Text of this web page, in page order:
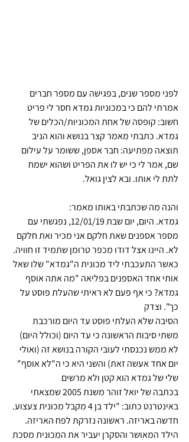
לפני מספר שנים, בפגישה עם מספר חברים
אמרתי להם כי במכוניות גמדא חסר לי פריט
חשוב: קופסה של אחת המכוניות/הכלים של
גמדא. כתבתי מאמר קצר בנושא והוא הניב
תוצאה מפתיעה: חבר אספן, ששומר על עילום
שם, אמר לי כי יש לו את הפריט ושהוא ישמח
לתת לי אותו. ובא לצין גואל.
והנה מה שכתבתי באותו מאמר:
גמדא. היום, יום שבת 12/01/19, נפגשתי עם
מספר אספנים שאת חלקם אני מכיר ואת חלקם
לא. היינו אצל דודו מכפר טרומן שתמיד זו חוויה.
כאשר התעכבתי ליד מכונית ה"גמדא" שלו שאל
אותי אחד האספנים בפליאה "מה אתה אוסף
גמדא? כי אף פעם לא ראיתי שהעלת פוסט על
כך". וצדק
הסיבה שלא העלתי פוסט עד היום מורכבת
משתי סיבות הראשונה כי עד היום (וכולל היום)
לא ממש נכנסתי לעובי הקורה בנושא זה (ואולי
יום אחד אעשה זאת) והשני היא כי ה"לא אוסף"
שלי של גמדא הוא קטן ולא מרשים
בכתבה של יואל זוהר משנת 2005 שמצאתי
באינטרנט כתוב: "ילד בן 4 מקבל מכונית צעצוע.
חדשה באריזה. ראשונה נזרקת לפח האריזה.
הילד המאושר והסקרן יעביר את המכונית מסכת